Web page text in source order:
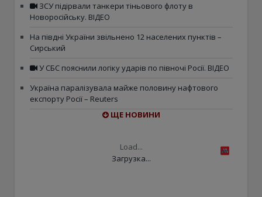
ЗСУ підірвали танкери тіньового флоту в
Новоросійську. ВІДЕО
На півдні України звільнено 12 населених пунктів –
Сирський
У СБС пояснили логіку ударів по півночі Росії. ВІДЕО
Україна паралізувала майже половину нафтового
експорту Росії – Reuters
ЩЕ НОВИНИ
Load...
Загрузка...